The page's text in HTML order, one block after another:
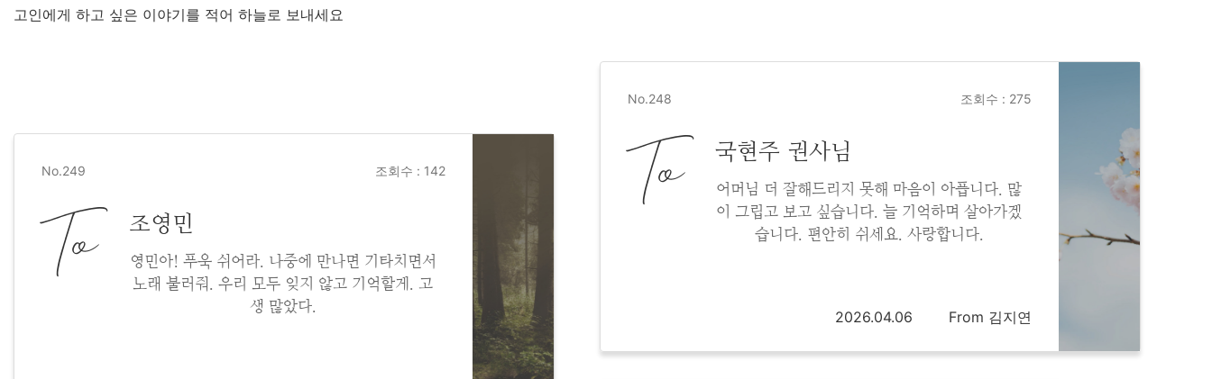
고인에게 하고 싶은 이야기를 적어 하늘로 보내세요
No.249 조회수 : 142
To 조영민
영민아! 푸욱 쉬어라. 나중에 만나면 기타치면서
노래 불러줘. 우리 모두 잊지 않고 기억할게. 고
생 많았다.
No.248 조회수 : 275
To 국현주 권사님
어머님 더 잘해드리지 못해 마음이 아픕니다. 많
이 그립고 보고 싶습니다. 늘 기억하며 살아가겠
습니다. 편안히 쉬세요. 사랑합니다.
2026.04.06 From 김지연